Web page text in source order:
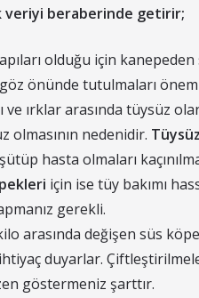
veriyi beraberinde getirir;
olduğu için
önünde tutulmaları
ve ırklar arasında tüysüz
olmasının nedenidir.
hasta olmaları
için ise tüy bakımı
gerekli.
kilo arasında değişen süs
duyarlar.
göstermeniz şarttır.